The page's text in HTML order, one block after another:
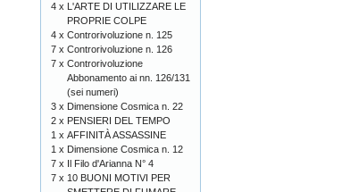
4 x L'ARTE DI UTILIZZARE LE
PROPRIE COLPE
4 x Controrivoluzione n. 125
7 x Controrivoluzione n. 126
7 x Controrivoluzione
Abbonamento ai nn. 126/131
(sei numeri)
3 x Dimensione Cosmica n. 22
2 x PENSIERI DEL TEMPO
1 x AFFINITÀ ASSASSINE
1 x Dimensione Cosmica n. 12
7 x Il Filo d'Arianna N° 4
7 x 10 BUONI MOTIVI PER